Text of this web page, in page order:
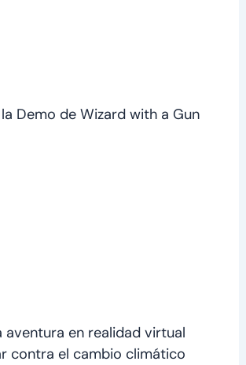
Demo de Wizard with a Gun
aventura en realidad virtual
contra el cambio climático